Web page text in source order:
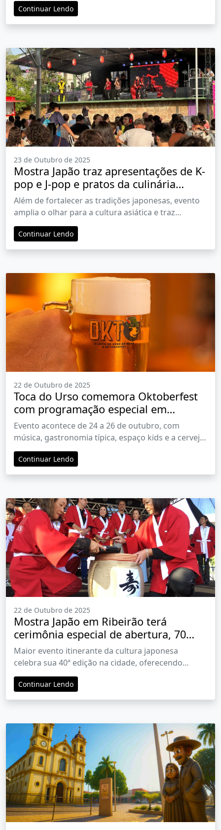
Continuar Lendo
23 de Outubro de 2025
Mostra Japão traz apresentações de K-
pop e J-pop e pratos da culinária
coreana
Além de fortalecer as tradições japonesas, evento
amplia o olhar para a cultura asiática e traz
atrações ligadas à Coreia do Sul. A Mostra ocorre
de 24 a 26 de outubro, no Parque Permanente de
Exposições, em Ribeirão Preto
Continuar Lendo
22 de Outubro de 2025
Toca do Urso comemora Oktoberfest
com programação especial em
Ribeirão Preto
Evento acontece de 24 a 26 de outubro, com
música, gastronomia típica, espaço kids e a cerveja
oficial da festa de Blumenau
Continuar Lendo
22 de Outubro de 2025
Mostra Japão em Ribeirão terá
cerimônia especial de abertura, 70
expositores, comida oriental e
apresentações culturais
Maior evento itinerante da cultura japonesa
celebra sua 40ª edição na cidade, oferecendo
intercâmbio cultural com foco em gastronomia,
arte e apresentações tradicionais
Continuar Lendo